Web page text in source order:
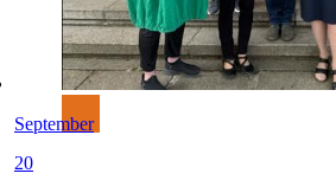
September
20